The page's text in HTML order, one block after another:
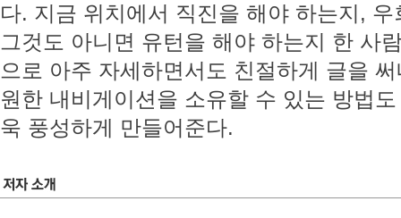
다. 지금 위치에서 직진을 해야 하는지,
그것도 아니면 유턴을 해야 하는지 한 사
으로 아주 자세하면서도 친절하게 글을
원한 내비게이션을 소유할 수 있는 방법
욱 풍성하게 만들어준다.